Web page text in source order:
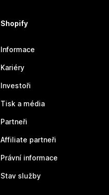
Shopify
Informace
Kariéry
Investoři
Tisk a média
Partneři
Affiliate partneři
Právní informace
Stav služby